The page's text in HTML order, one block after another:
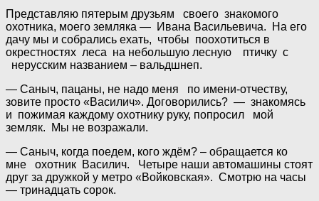
Представляю пятерым друзьям своего знакомого
охотника, моего земляка — Ивана Васильевича. На его
дачу мы и собрались ехать, чтобы поохотиться в
окрестностях леса на небольшую лесную птичку с
нерусским названием – вальдшнеп.
— Саныч, пацаны, не надо меня по имени-отчеству,
зовите просто «Василич». Договорились? — знакомясь
и пожимая каждому охотнику руку, попросил мой
земляк. Мы не возражали.
— Саныч, когда поедем, кого ждём? – обращается ко
мне охотник Василич. Четыре наши автомашины стоят
друг за дружкой у метро «Войковская». Смотрю на часы
— тринадцать сорок.